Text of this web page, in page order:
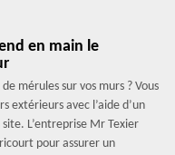
en main le
mérules sur vos murs ? Vous
extérieurs avec l’aide d’un
L’entreprise Mr Texier
pour assurer un